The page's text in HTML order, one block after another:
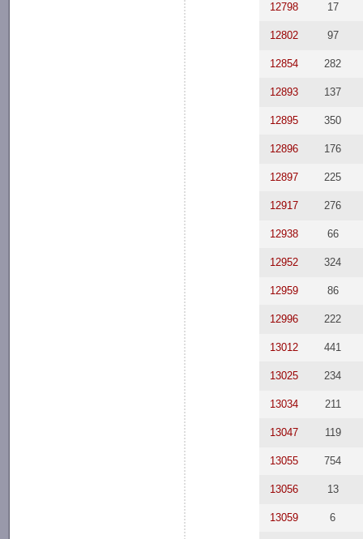
12798 17
12802 97
12854 282
12893 137
12895 350
12896 176
12897 225
12917 276
12938 66
12952 324
12959 86
12996 222
13012 441
13025 234
13034 211
13047 119
13055 754
13056 13
13059 6